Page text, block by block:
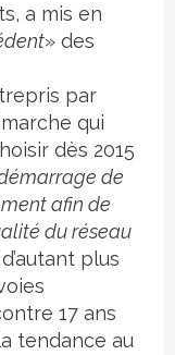
a mis en
» des
par
qui
dès 2015
de
afin de
du réseau
plus
17 ans
tendance au